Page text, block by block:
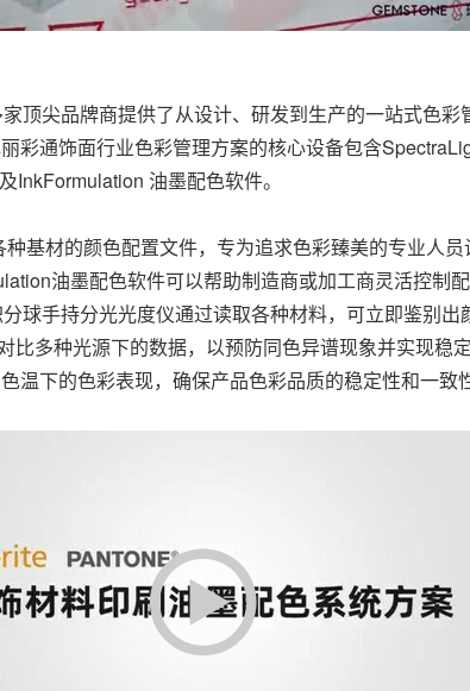
顶尖品牌商提供了从设计、研发到生产的一站式色
彩通饰面行业色彩管理方案的核心设备包含
油墨配色软件。
基材的颜色配置文件，专为追求色彩臻美的专业人
油墨配色软件可以帮助制造商或加工商灵活控制
球手持分光光度仪通过读取各种材料，可立即鉴别
多种光源下的数据，以预防同色异谱现象并实现稳
温下的色彩表现，确保产品色彩品质的稳定性和一致